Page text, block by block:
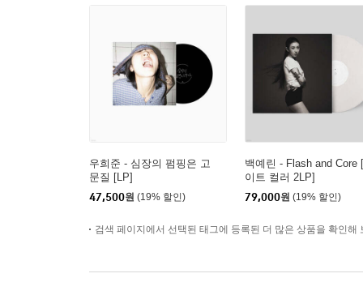
우희준 - 심장의 펌핑은 고
문질 [LP]
47,500원 (19% 할인)
백예린 - Flash and Core
이트 컬러 2LP]
79,000원 (19% 할인)
검색 페이지에서 선택된 태그에 등록된 더 많은 상품을 확인해